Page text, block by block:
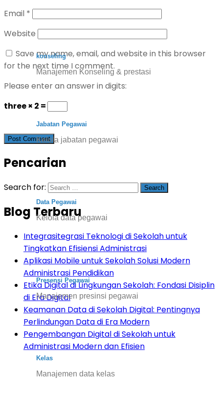
konseling
Manajemen Konseling & prestasi
Jabatan Pegawai
Kelola jabatan pegawai
Data Pegawai
Kelola data pegawai
Presensi Pegawai
Manajemen presinsi pegawai
Kelas
Manajemen data kelas
Email *
Website
Save my name, email, and website in this browser
for the next time I comment.
Please enter an answer in digits:
three × 2 =
Pencarian
Search for:
Blog Terbaru
Integrasitegrasi Teknologi di Sekolah untuk
Tingkatkan Efisiensi Administrasi
Aplikasi Mobile untuk Sekolah Solusi Modern
Administrasi Pendidikan
Etika Digital di Lingkungan Sekolah: Fondasi Disiplin
di Era Digital
Keamanan Data di Sekolah Digital: Pentingnya
Perlindungan Data di Era Modern
Pengembangan Digital di Sekolah untuk
Administrasi Modern dan Efisien